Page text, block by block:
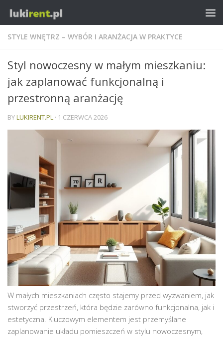
STYLE WNĘTRZ – WYBÓR I ARANŻACJA W PRAKTYCE
Styl nowoczesny w małym mieszkaniu:
jak zaplanować funkcjonalną i
przestronną aranżację
BYLUKIRENT.PL · 1 CZERWCA 2026
W małych mieszkaniach często stajemy przed wyzwaniem, jak
stworzyć przestrzeń, która będzie zarówno funkcjonalna, jak i
estetyczna. Kluczowym elementem jest przemyślane
zaplanowanie układu pomieszczeń w stylu nowoczesnym,